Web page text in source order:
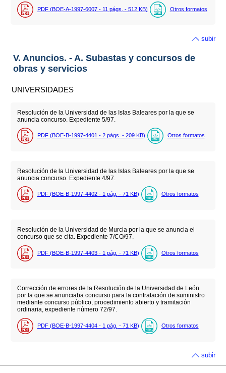
PDF (BOE-A-1997-6007 - 11 págs. - 512 KB) Otros formatos
subir
V. Anuncios. - A. Subastas y concursos de
obras y servicios
UNIVERSIDADES
Resolución de la Universidad de las Islas Baleares por la que se
anuncia concurso. Expediente 5/97.
PDF (BOE-B-1997-4401 - 2 págs. - 209 KB) Otros formatos
Resolución de la Universidad de las Islas Baleares por la que se
anuncia concurso. Expediente 4/97.
PDF (BOE-B-1997-4402 - 1 pág. - 71 KB) Otros formatos
Resolución de la Universidad de Murcia por la que se anuncia el
concurso que se cita. Expediente 7/CO/97.
PDF (BOE-B-1997-4403 - 1 pág. - 71 KB) Otros formatos
Corrección de errores de la Resolución de la Universidad de León
por la que se anunciaba concurso para la contratación de suministro
mediante concurso público, procedimiento abierto y tramitación
ordinaria, expediente número 72/97.
PDF (BOE-B-1997-4404 - 1 pág. - 71 KB) Otros formatos
subir